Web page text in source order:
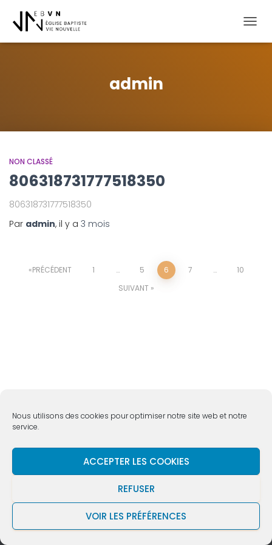
Nous utilisons des cookies pour optimiser notre site web et notre
service.
ACCEPTER LES COOKIES
REFUSER
VOIR LES PRÉFÉRENCES
admin
NON CLASSÉ
806318731777518350
806318731777518350
Par admin, il y a 3 mois
PRÉCÉDENT 1 … 5 6 7 …
10
SUIVANT
VIE DE L’ÉGLISE QUI SOMMES NOUS ?
NOUS SOUTENIR
Hestia | Développé parThemeIsle